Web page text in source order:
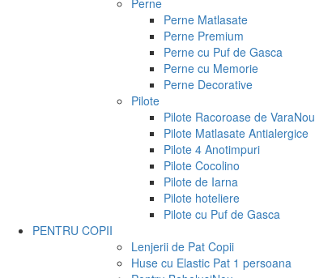
Perne
Perne Matlasate
Perne Premium
Perne cu Puf de Gasca
Perne cu Memorie
Perne Decorative
Pilote
Pilote Racoroase de VaraNou
Pilote Matlasate Antialergice
Pilote 4 Anotimpuri
Pilote Cocolino
Pilote de Iarna
Pilote hoteliere
Pilote cu Puf de Gasca
PENTRU COPII
Lenjerii de Pat Copii
Huse cu Elastic Pat 1 persoana